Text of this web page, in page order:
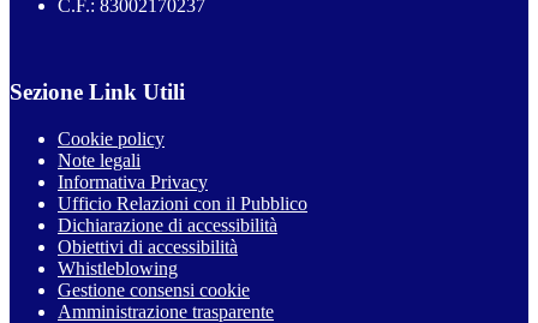
C.F.: 83002170237
Sezione Link Utili
Cookie policy
Note legali
Informativa Privacy
Ufficio Relazioni con il Pubblico
Dichiarazione di accessibilità
Obiettivi di accessibilità
Whistleblowing
Gestione consensi cookie
Amministrazione trasparente